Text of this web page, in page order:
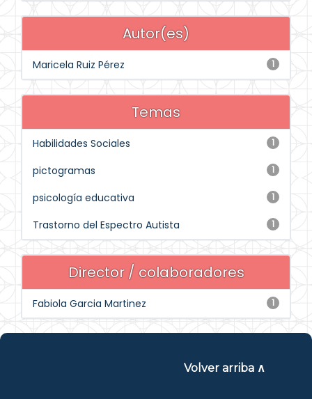
Autor(es)
1
Maricela Ruiz Pérez
Temas
1
Habilidades Sociales
1
pictogramas
1
psicología educativa
1
Trastorno del Espectro Autista
Director / colaboradores
1
Fabiola Garcia Martinez
Volver arriba ∧